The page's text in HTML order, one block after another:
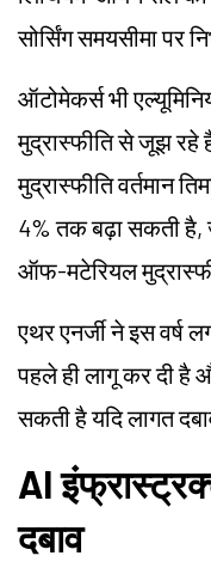
सोर्सिंग समयसीमा पर
ऑटोमेकर्स भी
मुद्रास्फीति से जूझ रहे
मुद्रास्फीति वर्तमान
4% तक बढ़ा सकती है,
ऑफ-मटेरियल
एथर एनर्जी ने इस वर्ष
पहले ही लागू कर दी है
सकती है यदि लागत
AI
दबाव